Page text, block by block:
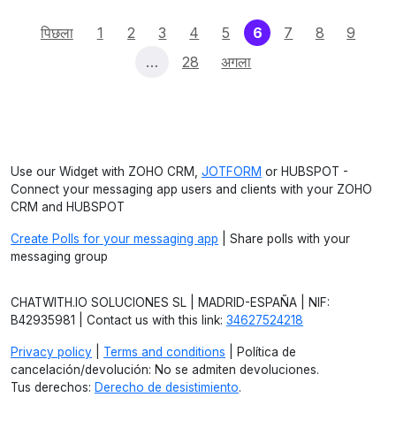
पिछला 1 2 3 4 5 6(current)
7 8
9
…
28 अगला
Use our Widget with ZOHO CRM, JOTFORM or HUBSPOT -
Connect your messaging app users and clients with your ZOHO
CRM and HUBSPOT
Create Polls for your messaging app | Share polls with your
messaging group
CHATWITH.IO SOLUCIONES SL | MADRID-ESPAÑA | NIF:
B42935981 | Contact us with this link: 34627524218
Privacy policy Terms and conditions | Política de
cancelación/devolución: No se admiten devoluciones.
Tus derechos: Derecho de desistimiento.